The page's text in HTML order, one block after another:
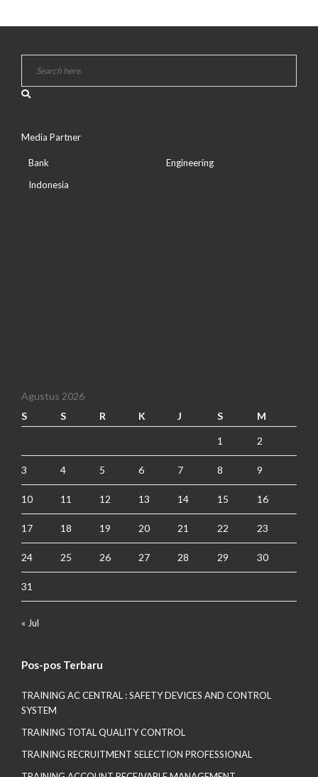
Media Partner
Bank
Indonesia
Engineering
Agustus 2026
S
S R K J S M
1 2
3 4 5 6 7 8 9
10 11 12 13 14 15 16
17 18 19 20 21 22 23
24 25 26 27 28 29 30
31
« Jul
Pos-pos Terbaru
TRAINING AC CENTRAL : SAFETY DEVICES AND CONTROL
SYSTEM
TRAINING TOTAL QUALITY CONTROL
TRAINING RECRUITMENT SELECTION PROFESSIONAL